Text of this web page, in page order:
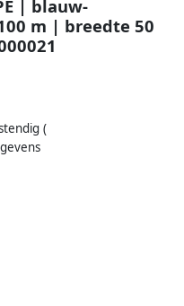
| blauw-
m | breedte 50
(